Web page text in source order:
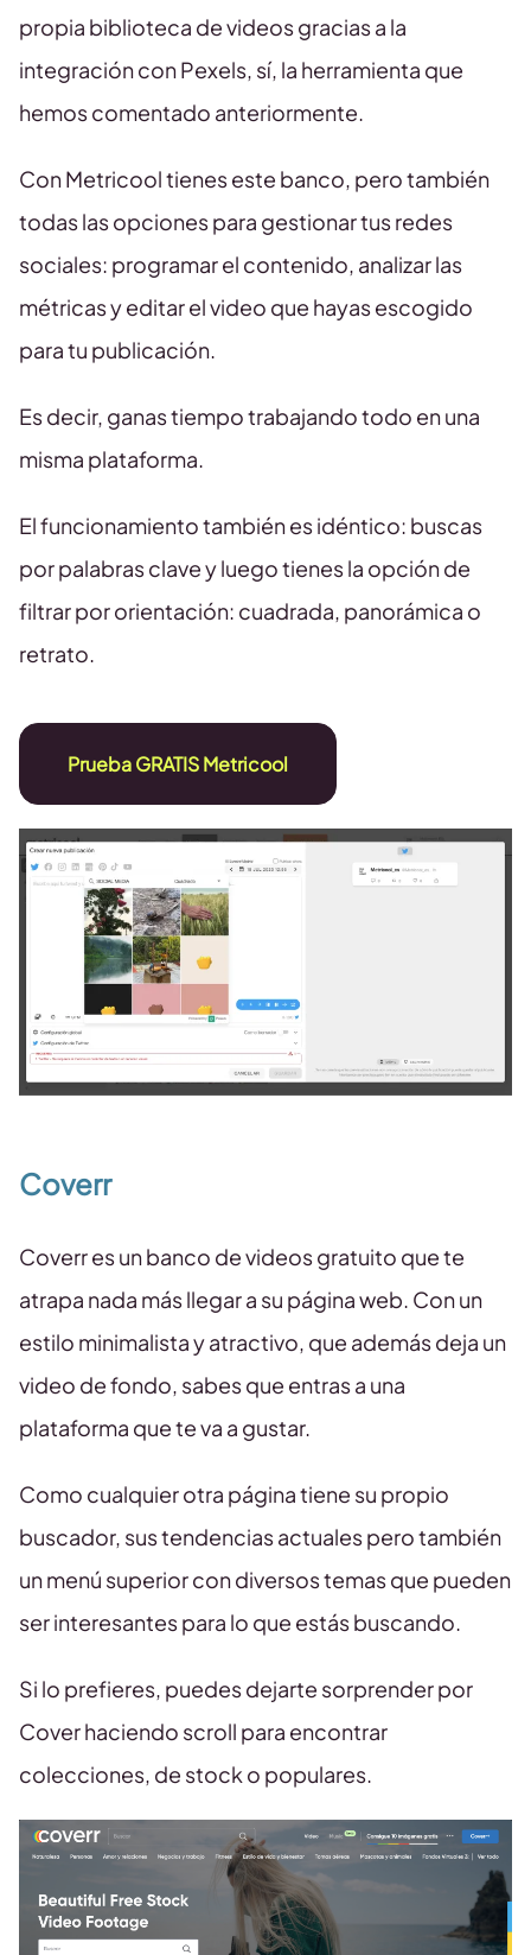
propia biblioteca de videos gracias a la
integración con Pexels, sí, la herramienta que
hemos comentado anteriormente.
Con Metricool tienes este banco, pero también
todas las opciones para gestionar tus redes
sociales: programar el contenido, analizar las
métricas y editar el video que hayas escogido
para tu publicación.
Es decir, ganas tiempo trabajando todo en una
misma plataforma.
El funcionamiento también es idéntico: buscas
por palabras clave y luego tienes la opción de
filtrar por orientación: cuadrada, panorámica o
retrato.
Prueba GRATIS Metricool
Coverr
Coverr es un banco de videos gratuito que te
atrapa nada más llegar a su página web. Con un
estilo minimalista y atractivo, que además deja un
video de fondo, sabes que entras a una
plataforma que te va a gustar.
Como cualquier otra página tiene su propio
buscador, sus tendencias actuales pero también
un menú superior con diversos temas que pueden
ser interesantes para lo que estás buscando.
Si lo prefieres, puedes dejarte sorprender por
Cover haciendo scroll para encontrar
colecciones, de stock o populares.